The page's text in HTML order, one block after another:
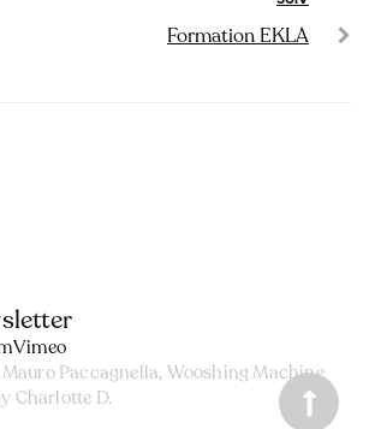
Formation EKLA
Vimeo
Mauro Paccagnella, Wooshing Machine
Charlotte D.